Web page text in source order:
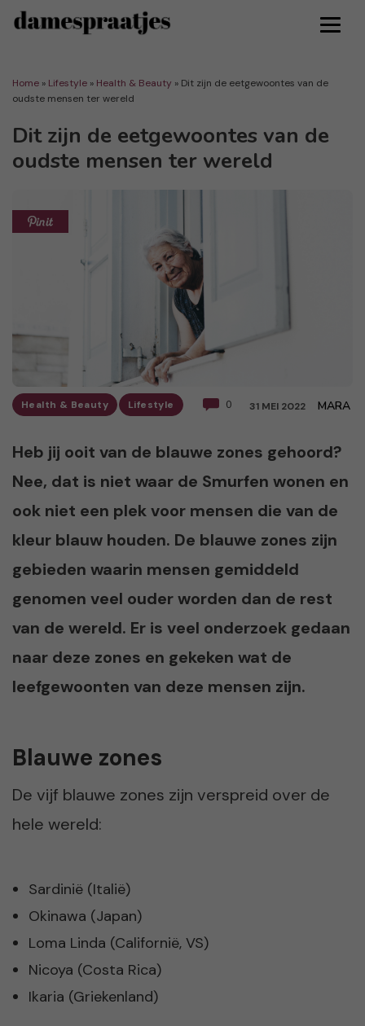
Home » Lifestyle » Health & Beauty » Dit zijn de eetgewoontes van de
oudste mensen ter wereld
Dit zijn de eetgewoontes van de
oudste mensen ter wereld
Health & Beauty Lifestyle 0 31 MEI 2022 MARA
Heb jij ooit van de blauwe zones gehoord?
Nee, dat is niet waar de Smurfen wonen en
ook niet een plek voor mensen die van de
kleur blauw houden. De blauwe zones zijn
gebieden waarin mensen gemiddeld
genomen veel ouder worden dan de rest
van de wereld. Er is veel onderzoek gedaan
naar deze zones en gekeken wat de
leefgewoonten van deze mensen zijn.
Blauwe zones
De vijf blauwe zones zijn verspreid over de
hele wereld:
Sardinië (Italië)
Okinawa (Japan)
Loma Linda (Californië, VS)
Nicoya (Costa Rica)
Ikaria (Griekenland)